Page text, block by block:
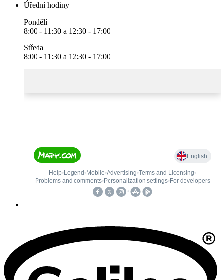
Úřední hodiny
Pondělí
8:00 - 11:30 a 12:30 - 17:00
Středa
8:00 - 11:30 a 12:30 - 17:00